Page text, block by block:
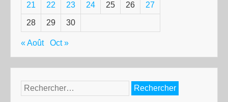
21 22 23 24 25 26 27
28 29 30
« Août Oct »
Rechercher :